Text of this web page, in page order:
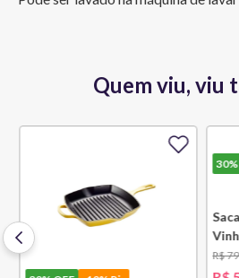
Quem viu, viu